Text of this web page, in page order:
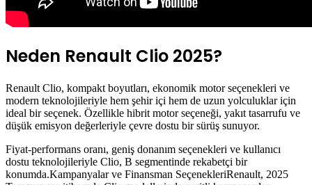
Neden Renault Clio 2025?
Renault Clio, kompakt boyutları, ekonomik motor seçenekleri ve
modern teknolojileriyle hem şehir içi hem de uzun yolculuklar için
ideal bir seçenek. Özellikle hibrit motor seçeneği, yakıt tasarrufu ve
düşük emisyon değerleriyle çevre dostu bir sürüş sunuyor.
Fiyat-performans oranı, geniş donanım seçenekleri ve kullanıcı
dostu teknolojileriyle Clio, B segmentinde rekabetçi bir
konumda.Kampanyalar ve Finansman SeçenekleriRenault, 2025